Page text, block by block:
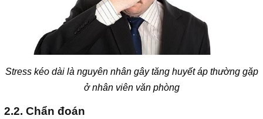
Stress kéo dài là nguyên nhân gây tăng huyết áp thường gặp
ở nhân viên văn phòng
2.2. Chẩn đoán